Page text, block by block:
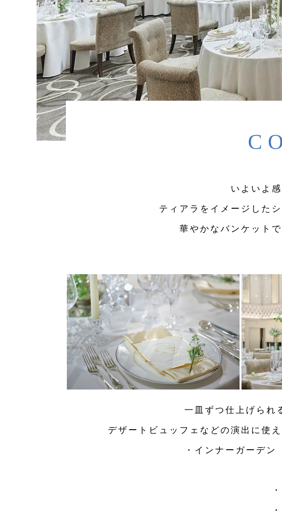
いよいよ
ティアラをイメージした
華やかなバンケット
一皿ずつ仕上げられ
デザートビュッフェなどの演出に使え
・インナーガーデン